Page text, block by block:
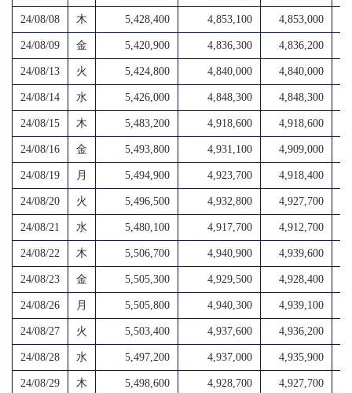
24/08/08 木 5,428,400 4,853,100 4,853,000
24/08/09 金 5,420,900 4,836,300 4,836,200
24/08/13 火 5,424,800 4,840,000 4,840,000
24/08/14 水 5,426,000 4,848,300 4,848,300
24/08/15 木 5,483,200 4,918,600 4,918,600
24/08/16 金 5,493,800 4,931,100 4,909,000
24/08/19 月 5,494,900 4,923,700 4,918,400
24/08/20 火 5,496,500 4,932,800 4,927,700
24/08/21 水 5,480,100 4,917,700 4,912,700
24/08/22 木 5,506,700 4,940,900 4,939,600
24/08/23 金 5,505,300 4,929,500 4,928,400
24/08/26 月 5,505,800 4,940,300 4,939,100
24/08/27 火 5,503,400 4,937,600 4,936,200
24/08/28 水 5,497,200 4,937,000 4,935,900
24/08/29 木 5,498,600 4,928,700 4,927,700